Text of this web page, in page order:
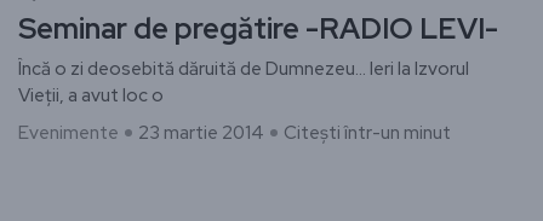
Seminar de pregătire -RADIO LEVI-
Încă o zi deosebită dăruită de Dumnezeu… Ieri la Izvorul
Vieții, a avut loc o
Evenimente
23 martie 2014 Citești într-un minut